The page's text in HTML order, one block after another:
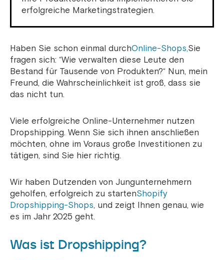
erfolgreiche Marketingstrategien.
Haben Sie schon einmal durchOnline-Shops,Sie
fragen sich: “Wie verwalten diese Leute den
Bestand für Tausende von Produkten?“ Nun, mein
Freund, die Wahrscheinlichkeit ist groß, dass sie
das nicht tun.
Viele erfolgreiche Online-Unternehmer nutzen
Dropshipping. Wenn Sie sich ihnen anschließen
möchten, ohne im Voraus große Investitionen zu
tätigen, sind Sie hier richtig.
Wir haben Dutzenden von Jungunternehmern
geholfen, erfolgreich zu startenShopify
Dropshipping-Shops, und zeigt Ihnen genau, wie
es im Jahr 2025 geht.
Was ist Dropshipping?